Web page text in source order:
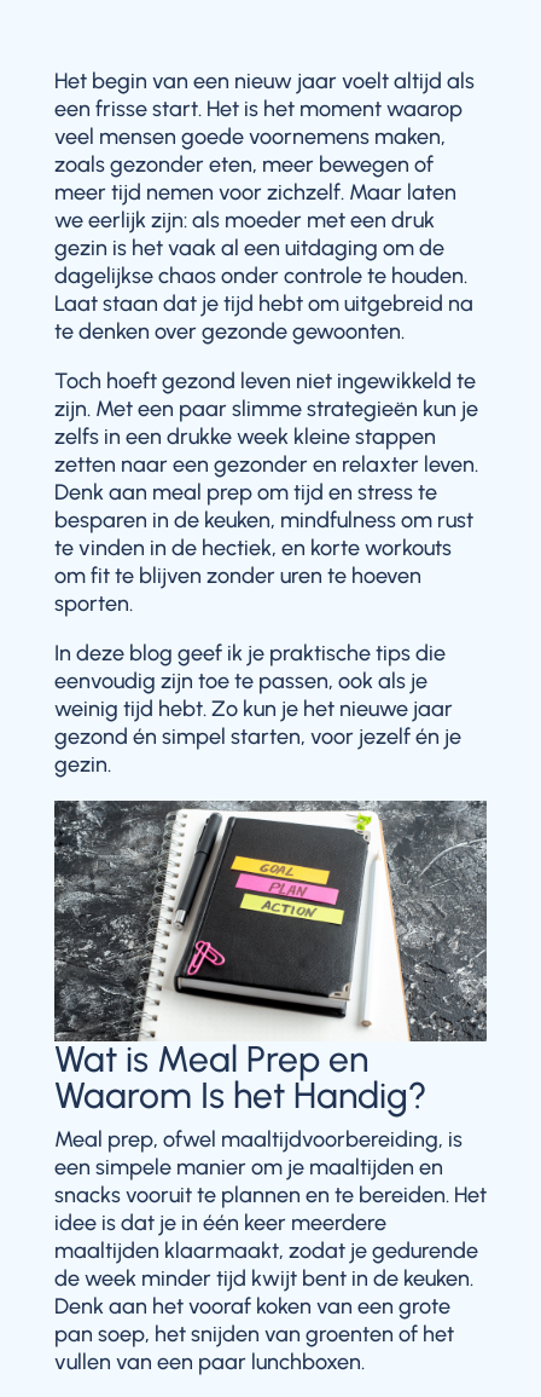
Het begin van een nieuw jaar voelt altijd als
een frisse start. Het is het moment waarop
veel mensen goede voornemens maken,
zoals gezonder eten, meer bewegen of
meer tijd nemen voor zichzelf. Maar laten
we eerlijk zijn: als moeder met een druk
gezin is het vaak al een uitdaging om de
dagelijkse chaos onder controle te houden.
Laat staan dat je tijd hebt om uitgebreid na
te denken over gezonde gewoonten.
Toch hoeft gezond leven niet ingewikkeld te
zijn. Met een paar slimme strategieën kun je
zelfs in een drukke week kleine stappen
zetten naar een gezonder en relaxter leven.
Denk aan meal prep om tijd en stress te
besparen in de keuken, mindfulness om rust
te vinden in de hectiek, en korte workouts
om fit te blijven zonder uren te hoeven
sporten.
In deze blog geef ik je praktische tips die
eenvoudig zijn toe te passen, ook als je
weinig tijd hebt. Zo kun je het nieuwe jaar
gezond én simpel starten, voor jezelf én je
gezin.
Wat is Meal Prep en
Waarom Is het Handig?
Meal prep, ofwel maaltijdvoorbereiding, is
een simpele manier om je maaltijden en
snacks vooruit te plannen en te bereiden. Het
idee is dat je in één keer meerdere
maaltijden klaarmaakt, zodat je gedurende
de week minder tijd kwijt bent in de keuken.
Denk aan het vooraf koken van een grote
pan soep, het snijden van groenten of het
vullen van een paar lunchboxen.